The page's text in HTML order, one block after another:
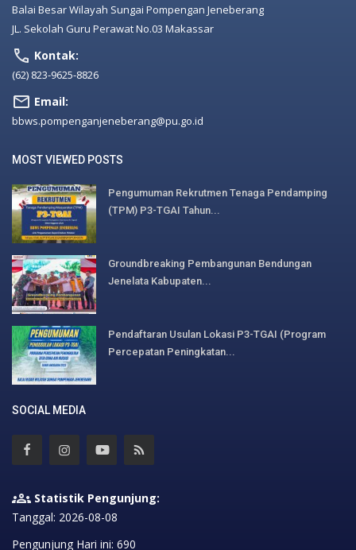
Balai Besar Wilayah Sungai Pompengan Jeneberang
JL. Sekolah Guru Perawat No.03 Makassar
Kontak:
(62) 823-9625-8826
Email:
bbws.pompenganjeneberang@pu.go.id
MOST VIEWED POSTS
Pengumuman Rekrutmen Tenaga Pendamping
(TPM) P3-TGAI Tahun...
Groundbreaking Pembangunan Bendungan
Jenelata Kabupaten...
Pendaftaran Usulan Lokasi P3-TGAI (Program
Percepatan Peningkatan...
SOCIAL MEDIA
Statistik Pengunjung:
Tanggal: 2026-08-08
Pengunjung Hari ini: 690